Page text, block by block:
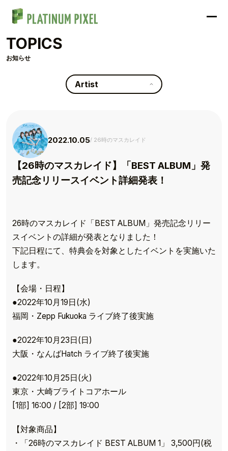
TOPICS
お知らせ
Artist
2022.10.05 26時のマスカレイド
【26時のマスカレイド】「BEST ALBUM」発
売記念リリースイベント詳細発表！
26時のマスカレイド「BEST ALBUM」発売記念リリー
スイベントの詳細が発表となりました！
下記日程にて、特典会を対象としたイベントを実施いた
します。
【会場・日程】
●2022年10月19日(水)
福岡・Zepp Fukuoka ライブ終了後実施
●2022年10月23日(日)
大阪・なんばHatch ライブ終了後実施
●2022年10月25日(火)
東京・大崎ブライトコアホール
[1部] 16:00 / [2部] 19:00
【対象商品】
・「26時のマスカレイド BEST ALBUM 1」 3,500円(税